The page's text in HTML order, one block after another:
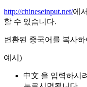
http://chineseinput.net/에
할 수 있습니다.
변환된 중국어를 복사
예시)
中文 을 입력하시